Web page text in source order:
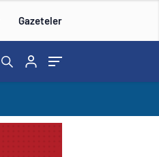
Gazeteler